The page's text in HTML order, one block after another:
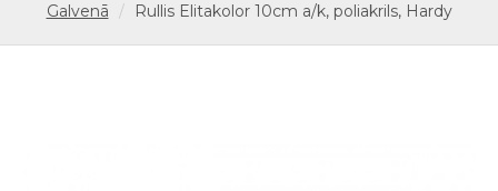
Galvenā Rullis Elitakolor 10cm a/k, poliakrils, Hardy